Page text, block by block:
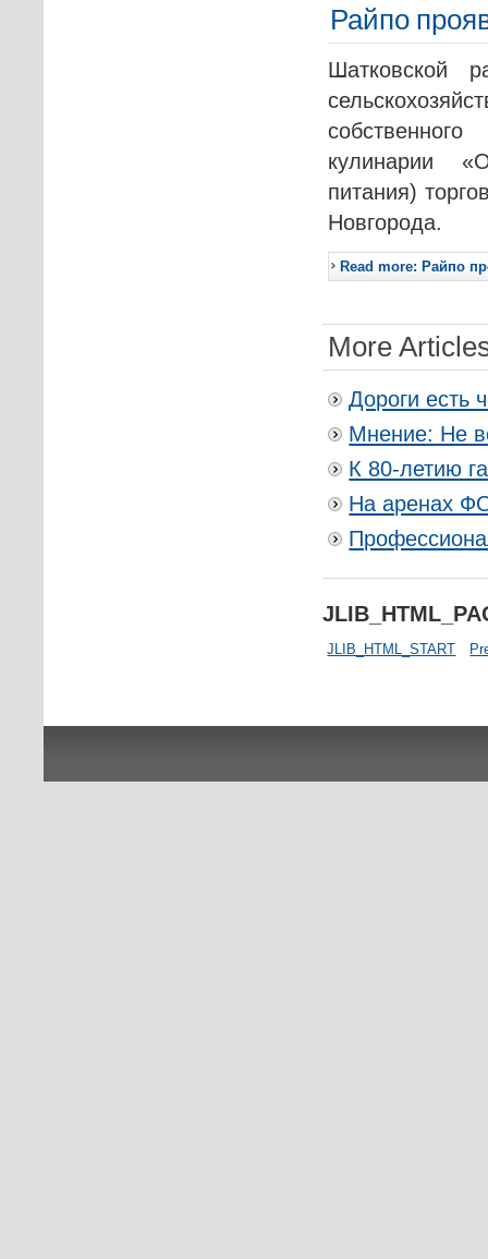
Райпо
Шатковской
кулинарии
питания)
Новгорода.
Read more: Райпо
More
Дороги есть
Мнение: Не
К 80-летию
На аренах
JLIB_HTML_START